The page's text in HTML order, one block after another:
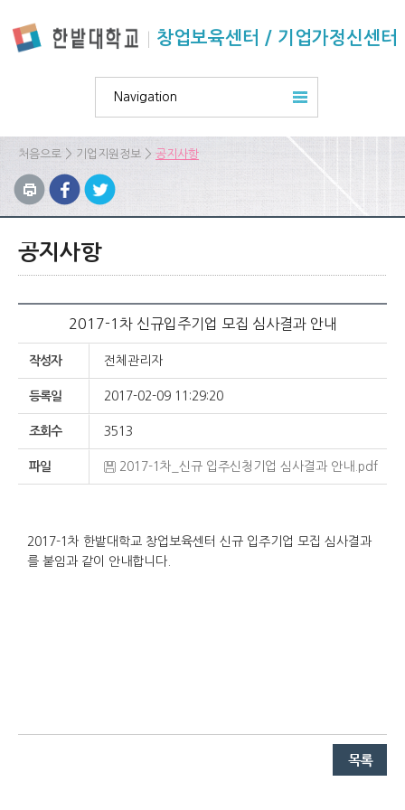
창업보육센터 / 기업가정신센터
Navigation
처음으로 > 기업지원정보 > 공지사항
공지사항
2017-1차 신규입주기업 모집 심사결과 안내
작성자 전체관리자
등록일 2017-02-09 11:29:20
조회수 3513
파일 2017-1차_신규 입주신청기업 심사결과 안내.pdf
2017-1차 한밭대학교 창업보육센터 신규 입주기업 모집 심사결과
를 붙임과 같이 안내합니다.